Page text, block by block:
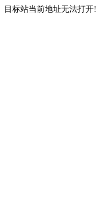
目标站当前地址无法打开!